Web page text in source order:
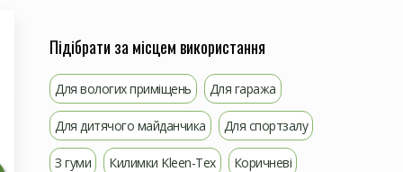
Підібрати за місцем використання
Для вологих приміщень Для гаража
Для дитячого майданчика Для спортзалу
З гуми Килимки Kleen-Tex Коричневі